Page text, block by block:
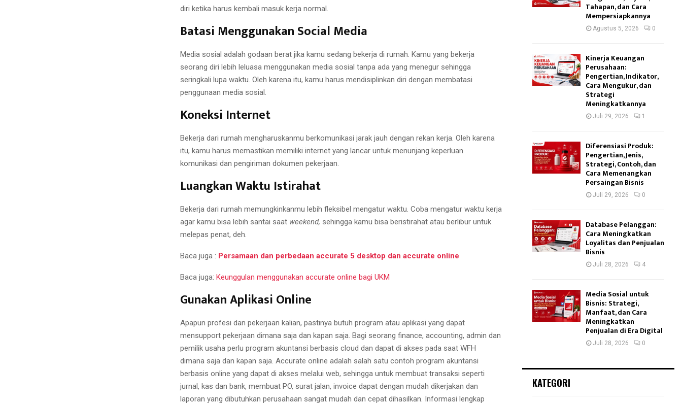
diri ketika harus kembali masuk kerja normal.
Batasi Menggunakan Social Media
Media sosial adalah godaan berat jika kamu sedang bekerja di rumah. Kamu yang bekerja
seorang diri lebih leluasa menggunakan media sosial tanpa ada yang menegur sehingga
seringkali lupa waktu. Oleh karena itu, kamu harus mendisiplinkan diri dengan membatasi
penggunaan media sosial.
Koneksi Internet
Bekerja dari rumah mengharuskanmu berkomunikasi jarak jauh dengan rekan kerja. Oleh karena
itu, kamu harus memastikan memiliki internet yang lancar untuk menunjang keperluan
komunikasi dan pengiriman dokumen pekerjaan.
Luangkan Waktu Istirahat
Bekerja dari rumah memungkinkanmu lebih fleksibel mengatur waktu. Coba mengatur waktu kerja
agar kamu bisa lebih santai saat weekend, sehingga kamu bisa beristirahat atau berlibur untuk
melepas penat, deh.
Baca juga : Persamaan dan perbedaan accurate 5 desktop dan accurate online
Baca juga: Keunggulan menggunakan accurate online bagi UKM
Gunakan Aplikasi Online
Apapun profesi dan pekerjaan kalian, pastinya butuh program atau aplikasi yang dapat
mensupport pekerjaan dimana saja dan kapan saja. Bagi seorang finance, accounting, admin dan
pemilik usaha perlu program akuntansi berbasis cloud dan dapat di akses pada saat WFH
dimana saja dan kapan saja. Accurate online adalah salah satu contoh program akuntansi
berbasis online yang dapat di akses melalui web, sehingga untuk membuat transaksi seperti
jurnal, kas dan bank, membuat PO, surat jalan, invoice dapat dengan mudah dikerjakan dan
laporan yang dibutuhkan perusahaan sangat mudah dan cepat dihasilkan. Informasi lengkap
Tahapan, dan Cara
Mempersiapkannya
Agustus 5, 2026 0
Kinerja Keuangan
Perusahaan:
Pengertian, Indikator,
Cara Mengukur, dan
Strategi
Meningkatkannya
Juli 29, 2026 1
Diferensiasi Produk:
Pengertian, Jenis,
Strategi, Contoh, dan
Cara Memenangkan
Persaingan Bisnis
Juli 29, 2026 0
Database Pelanggan:
Cara Meningkatkan
Loyalitas dan Penjualan
Bisnis
Juli 28, 2026 4
Media Sosial untuk
Bisnis: Strategi,
Manfaat, dan Cara
Meningkatkan
Penjualan di Era Digital
Juli 28, 2026 0
KATEGORI